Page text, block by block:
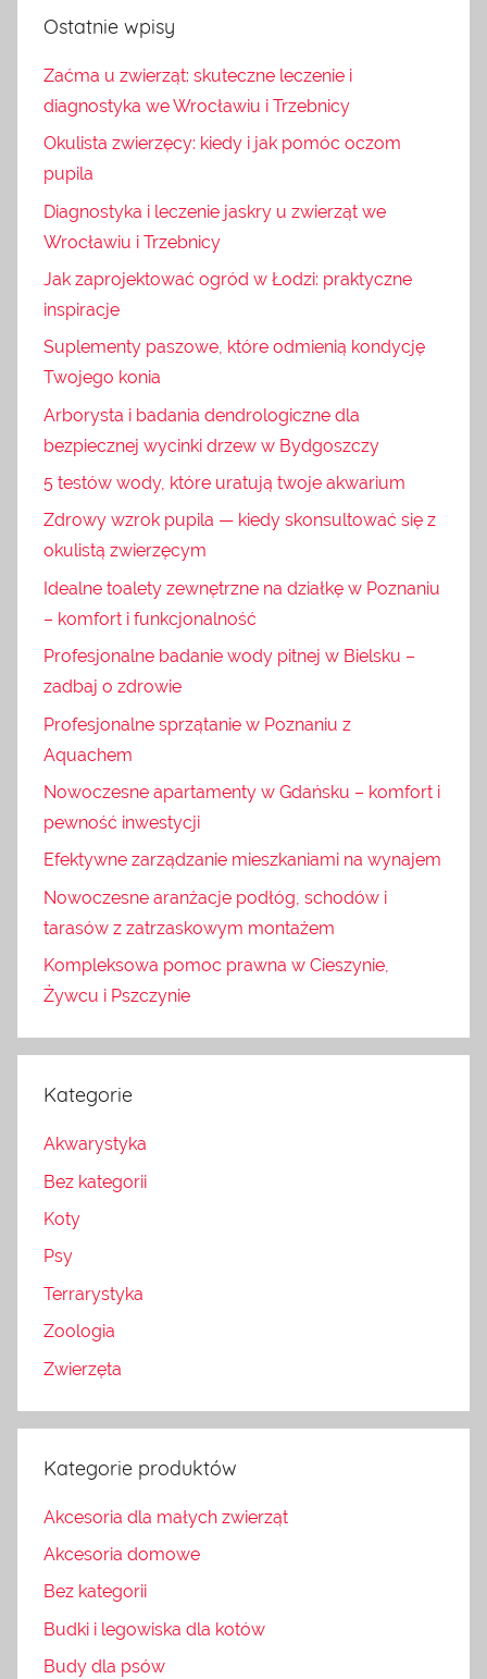
Ostatnie wpisy
Zaćma u zwierząt: skuteczne leczenie i
diagnostyka we Wrocławiu i Trzebnicy
Okulista zwierzęcy: kiedy i jak pomóc oczom
pupila
Diagnostyka i leczenie jaskry u zwierząt we
Wrocławiu i Trzebnicy
Jak zaprojektować ogród w Łodzi: praktyczne
inspiracje
Suplementy paszowe, które odmienią kondycję
Twojego konia
Arborysta i badania dendrologiczne dla
bezpiecznej wycinki drzew w Bydgoszczy
5 testów wody, które uratują twoje akwarium
Zdrowy wzrok pupila — kiedy skonsultować się z
okulistą zwierzęcym
Idealne toalety zewnętrzne na działkę w Poznaniu
– komfort i funkcjonalność
Profesjonalne badanie wody pitnej w Bielsku –
zadbaj o zdrowie
Profesjonalne sprzątanie w Poznaniu z
Aquachem
Nowoczesne apartamenty w Gdańsku – komfort i
pewność inwestycji
Efektywne zarządzanie mieszkaniami na wynajem
Nowoczesne aranżacje podłóg, schodów i
tarasów z zatrzaskowym montażem
Kompleksowa pomoc prawna w Cieszynie,
Żywcu i Pszczynie
Kategorie
Akwarystyka
Bez kategorii
Koty
Psy
Terrarystyka
Zoologia
Zwierzęta
Kategorie produktów
Akcesoria dla małych zwierząt
Akcesoria domowe
Bez kategorii
Budki i legowiska dla kotów
Budy dla psów